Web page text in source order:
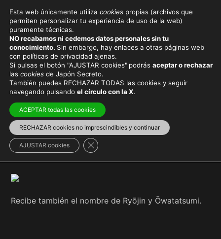
RYŪJIN
Viaja con el mejor seguro y
Ryūjin(龍神, « diosdragón
protege el mar, según la
Recibe también el nombre de Ryōjin y Ōwatatsumi.
Esta web únicamente utiliza cookies propias (archivos que
permiten personalizar tu experiencia de uso de la web)
puramente técnicas.
NO recabamos ni cedemos datos personales sin tu
conocimiento. Sin embargo, hay enlaces a otras páginas web
con políticas de privacidad ajenas.
Si pulsas el botón "AJUSTAR cookies" podrás aceptar o rechazar
las cookies de Japón Secreto.
También puedes RECHAZAR TODAS las cookies y seguir
navegando pulsando el círculo con la X.
ACEPTAR todas las cookies
RECHAZAR cookies no imprescindibles y continuar
AJUSTAR cookies Cerrar el banner de cookies RGPD